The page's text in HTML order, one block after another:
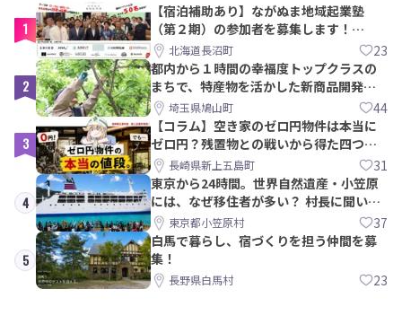
1
【宿泊補助あり】ながぬま地域起業塾
（第２期）の参加者を募集します！
【8/21〆】
北海道長沼町 23
2
都内から１時間の幸福度トップクラスの
まちで、特産物を活かした新商品開発＆
PRメンバー募集！
埼玉県鳩山町 44
3
【コラム】空き家のゼロ円物件は本当に
ゼロ円？残置物との戦いから得た四つの
教訓｜新上五島町
長崎県新上五島町 31
4
東京から24時間。世界自然遺産・小笠原
には、なぜ移住者が多い？ 村長に聞いて
みた東京都小笠原村 37
5
白馬で暮らし、宿づくりを担う仲間を募
集！
長野県白馬村 23